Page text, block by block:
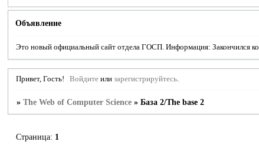
Объявление
Это новый официальный сайт отдела ГОСП. Информация: Закончился
Привет, Гость! Войдите илизарегистрируйтесь.
»The Web of Computer Science »База 2/The base 2
Страница: 1